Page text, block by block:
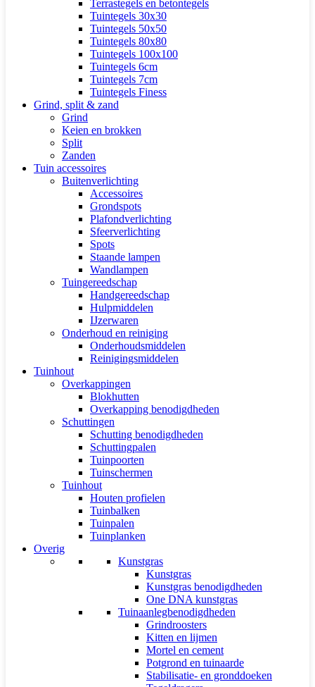
Terrastegels en betontegels
Tuintegels 30x30
Tuintegels 50x50
Tuintegels 80x80
Tuintegels 100x100
Tuintegels 6cm
Tuintegels 7cm
Tuintegels Finess
Grind, split & zand
Grind
Keien en brokken
Split
Zanden
Tuin accessoires
Buitenverlichting
Accessoires
Grondspots
Plafondverlichting
Sfeerverlichting
Spots
Staande lampen
Wandlampen
Tuingereedschap
Handgereedschap
Hulpmiddelen
IJzerwaren
Onderhoud en reiniging
Onderhoudsmiddelen
Reinigingsmiddelen
Tuinhout
Overkappingen
Blokhutten
Overkapping benodigdheden
Schuttingen
Schutting benodigdheden
Schuttingpalen
Tuinpoorten
Tuinschermen
Tuinhout
Houten profielen
Tuinbalken
Tuinpalen
Tuinplanken
Overig
Kunstgras
Kunstgras
Kunstgras benodigdheden
One DNA kunstgras
Tuinaanlegbenodigdheden
Grindroosters
Kitten en lijmen
Mortel en cement
Potgrond en tuinaarde
Stabilisatie- en gronddoeken